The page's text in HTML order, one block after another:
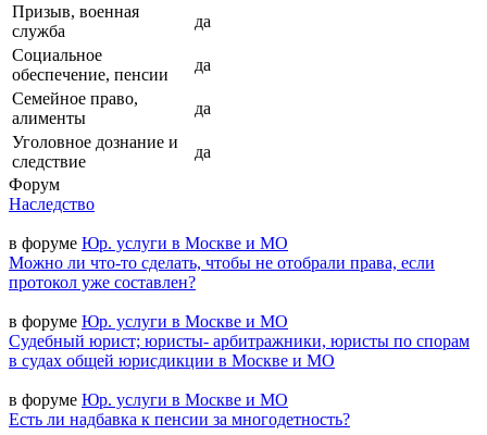
Призыв, военная
служба
да
Социальное
обеспечение, пенсии
да
Семейное право,
алименты
да
Уголовное дознание и
следствие
да
Форум
Наследство
в форуме Юр. услуги в Москве и МО
Можно ли что-то сделать, чтобы не отобрали права, если
протокол уже составлен?
в форуме Юр. услуги в Москве и МО
Судебный юрист; юристы- арбитражники, юристы по спорам
в судах общей юрисдикции в Москве и МО
в форуме Юр. услуги в Москве и МО
Есть ли надбавка к пенсии за многодетность?